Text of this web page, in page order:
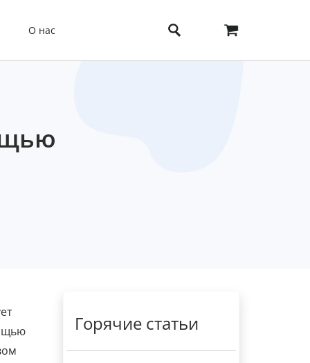
О нас
Горячие статьи